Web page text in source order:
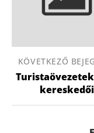
KÖVETKEZŐ
kereskedői